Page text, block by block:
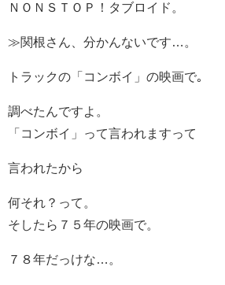
ＮＯＮＳＴＯＰ！タブロイド。
≫関根さん、分かんないです…。
トラックの「コンボイ」の映画で｡
調べたんですよ。
「コンボイ」って言われますって
言われたから
何それ？って。
そしたら７５年の映画で。
７８年だっけな…。